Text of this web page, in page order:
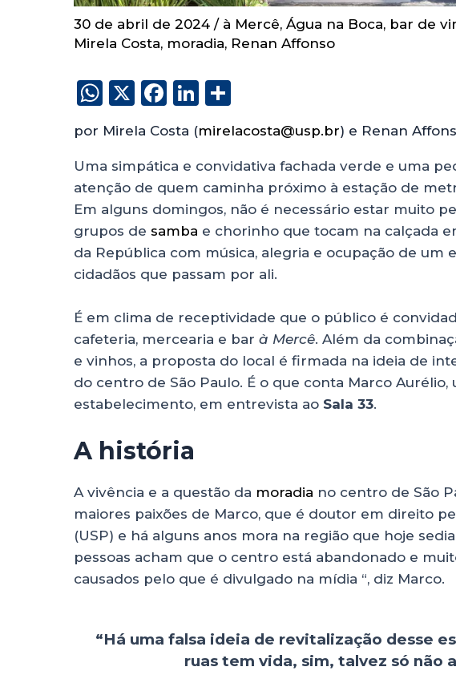
30 de abril de 2024 / à Mercê, Água na Boca, bar de
Mirela Costa, moradia, Renan Affonso
W
h
a
ts
A
p
p
X
F
c
e
b
o
o
k
Li
n
k
e
dI
n
h
a
re
por Mirela Costa (mirelacosta@usp.br) e Renan
Uma simpática e convidativa fachada verde e uma
atenção de quem caminha próximo à estação de
Em alguns domingos, não é necessário estar muito
grupos de samba e chorinho que tocam na calçada
da República com música, alegria e ocupação de um
cidadãos que passam por ali.
É em clima de receptividade que o público é
cafeteria, mercearia e bar à Mercê. Além da
e vinhos, a proposta do local é firmada na ideia de
do centro de São Paulo. É o que conta Marco
estabelecimento, em entrevista ao Sala 33.
A história
A vivência e a questão da moradia no centro de São
maiores paixões de Marco, que é doutor em direito
(USP) e há alguns anos mora na região que hoje
pessoas acham que o centro está abandonado e
causados pelo que é divulgado na mídia “, diz Marco.
“Há uma falsa ideia de revitalização desse
ruas tem vida, sim, talvez só não